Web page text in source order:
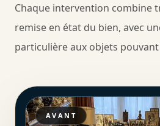
Chaque intervention combine
remise en état du bien, avec
particulière aux objets
AVANT